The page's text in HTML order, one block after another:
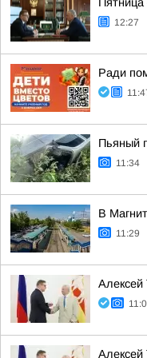
12:27
Ради
Пьяный
11:34
В
11:29
Алексей
Алексей